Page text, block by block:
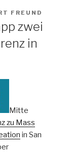
FREUND
zwei
in
Mitte
zu Mass
in San